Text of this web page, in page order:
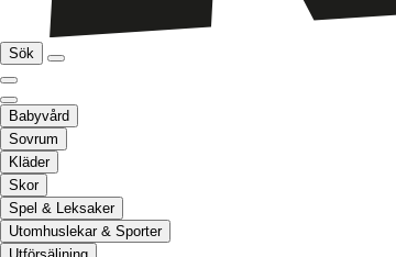
Sök
Babyvård
Sovrum
Kläder
Skor
Spel & Leksaker
Utomhuslekar & Sporter